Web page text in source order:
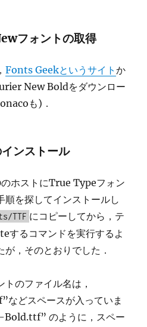
フォントの取得
Fonts Geekというサイトか
New Boldをダウンロー
も)．
ンストール
ホストにTrue Typeフォン
順を探してインストールし
TTF にコピーしてから，テ
するコマンドを実行するよ
，そのとおりでした．
のファイル名は，
どスペースが入っていま
のように，スペー